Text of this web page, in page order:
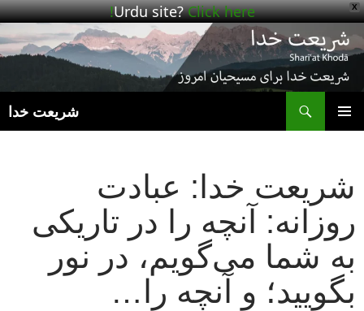
X
Urdu site?Click here!
شریعت خدا
شریعت خدا: عبادت
روزانه: آنچه را در تاریکی
به شما می‌گویم، در نور
بگویید؛ و آنچه را…